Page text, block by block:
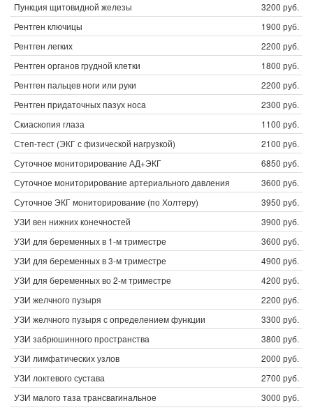
Пункция щитовидной железы
3200 руб.
Рентген ключицы
1900 руб.
Рентген легких
2200 руб.
Рентген органов грудной клетки
1800 руб.
Рентген пальцев ноги или руки
2200 руб.
Рентген придаточных пазух носа
2300 руб.
Скиаскопия глаза
1100 руб.
Степ-тест (ЭКГ с физической нагрузкой)
2100 руб.
Суточное мониторирование АД+ЭКГ
6850 руб.
Суточное мониторирование артериального давления
3600 руб.
Суточное ЭКГ мониторирование (по Холтеру)
3950 руб.
УЗИ вен нижних конечностей
3900 руб.
УЗИ для беременных в 1-м триместре
3600 руб.
УЗИ для беременных в 3-м триместре
4900 руб.
УЗИ для беременных во 2-м триместре
4200 руб.
УЗИ желчного пузыря
2200 руб.
УЗИ желчного пузыря с определением функции
3300 руб.
УЗИ забрюшинного пространства
3800 руб.
УЗИ лимфатических узлов
2000 руб.
УЗИ локтевого сустава
2700 руб.
УЗИ малого таза трансвагинальное
3000 руб.